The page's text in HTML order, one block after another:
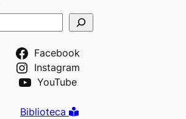
Facebook
Instagram
YouTube
Biblioteca